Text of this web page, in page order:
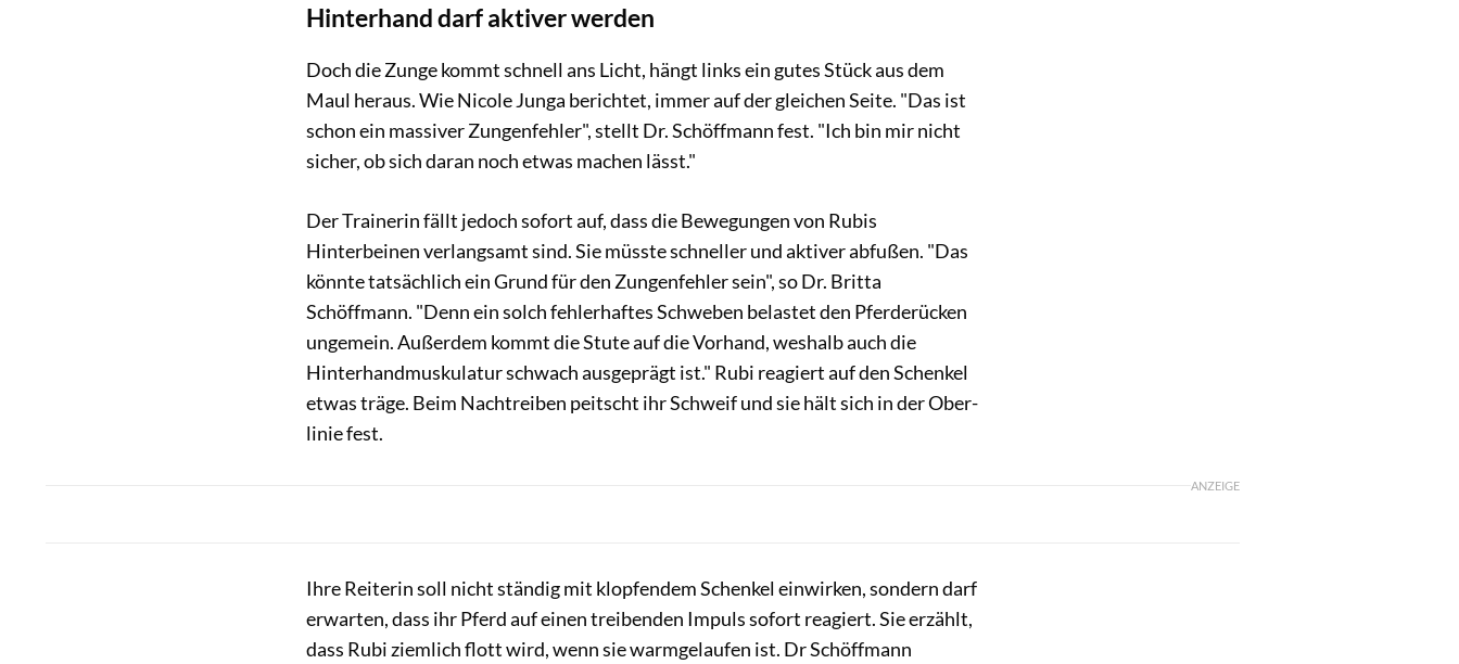
Hinterhand darf aktiver werden
Doch die Zunge kommt schnell ans Licht, hängt links ein gutes Stück aus dem
Maul heraus. Wie Nicole Junga berichtet, immer auf der gleichen Seite. "Das ist
schon ein massiver Zungenfehler", stellt Dr. Schöff­mann fest. "Ich bin mir nicht
sicher, ob sich daran noch etwas machen lässt."
Der Trainerin fällt jedoch sofort auf, dass die Bewegungen von Rubis
Hinterbeinen verlangsamt sind. Sie müsste schneller und aktiver abfußen. "Das
könnte tatsächlich ein Grund für den Zungenfehler sein", so Dr. Britta
Schöffmann. "Denn ein solch fehler­haftes Schweben belastet den Pferde­rücken
ungemein. Außerdem kommt die Stute auf die Vorhand, weshalb auch die
Hinterhandmuskulatur schwach ausgeprägt ist." Rubi reagiert auf den Schenkel
etwas träge. Beim Nachtreiben peitscht ihr Schweif und sie hält sich in der Ober­
linie fest.
ANZEIGE
Ihre Reiterin soll nicht ständig mit klopfendem Schenkel einwirken, sondern darf
erwarten, dass ihr Pferd auf einen treibenden Impuls sofort reagiert. Sie erzählt,
dass Rubi ziem­lich flott wird, wenn sie warmgelaufen ist. Dr Schöffmann